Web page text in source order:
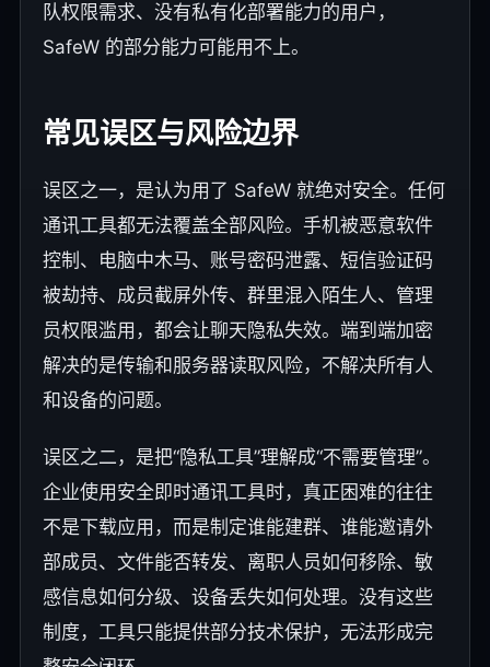
队权限需求、没有私有化部署能力的用户，
SafeW 的部分能力可能用不上。
常见误区与风险边界
误区之一，是认为用了 SafeW 就绝对安全。任何
通讯工具都无法覆盖全部风险。手机被恶意软件
控制、电脑中木马、账号密码泄露、短信验证码
被劫持、成员截屏外传、群里混入陌生人、管理
员权限滥用，都会让聊天隐私失效。端到端加密
解决的是传输和服务器读取风险，不解决所有人
和设备的问题。
误区之二，是把“隐私工具”理解成“不需要管理”。
企业使用安全即时通讯工具时，真正困难的往往
不是下载应用，而是制定谁能建群、谁能邀请外
部成员、文件能否转发、离职人员如何移除、敏
感信息如何分级、设备丢失如何处理。没有这些
制度，工具只能提供部分技术保护，无法形成完